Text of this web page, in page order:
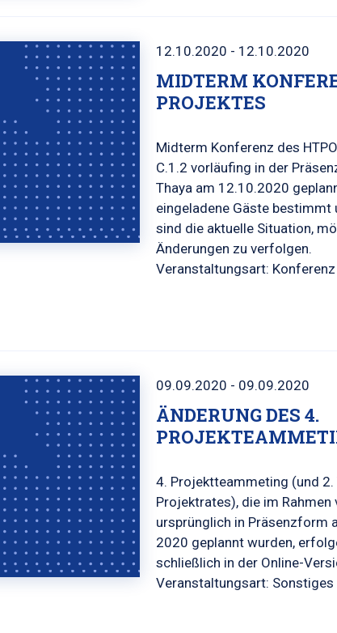
12.10.2020 - 12.10.2020
MIDTERM
PROJEKTES
Midterm Konferenz des
C.1.2 vorläufing in der
Thaya am 12.10.2020
eingeladene Gäste bestimmt
sind die aktuelle Situation,
Änderungen zu verfolgen.
Veranstaltungsart: Konferenz
09.09.2020 - 09.09.2020
ÄNDERUNG DES 4.
4. Projektteammeting (und
Projektrates), die im Rahmen
ursprünglich in Präsenzform
2020 geplannt wurden,
schließlich in der Online-
Veranstaltungsart: Sonstiges